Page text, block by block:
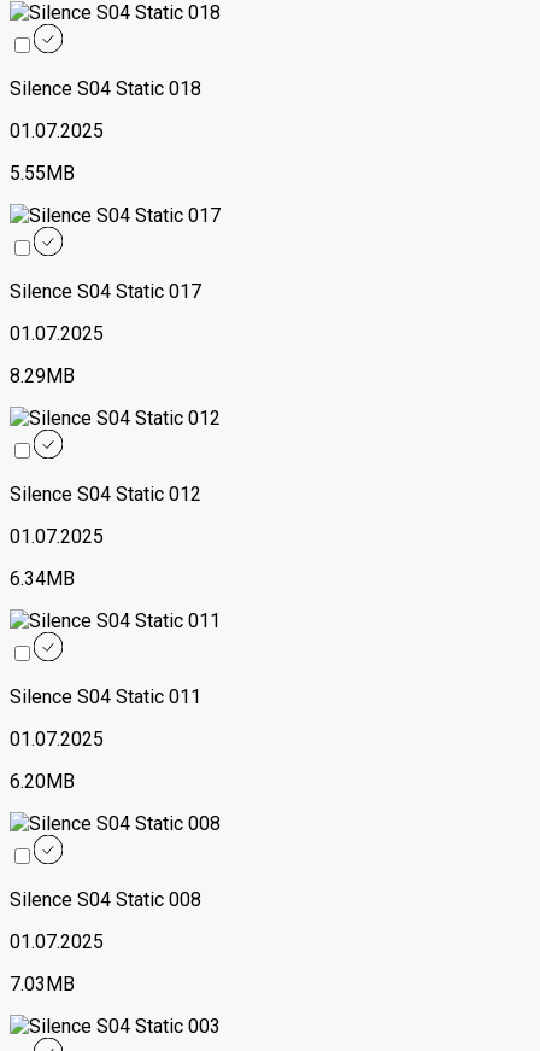
Silence S04 Static 018
01.07.2025
5.55MB
Silence S04 Static 017
01.07.2025
8.29MB
Silence S04 Static 012
01.07.2025
6.34MB
Silence S04 Static 011
01.07.2025
6.20MB
Silence S04 Static 008
01.07.2025
7.03MB